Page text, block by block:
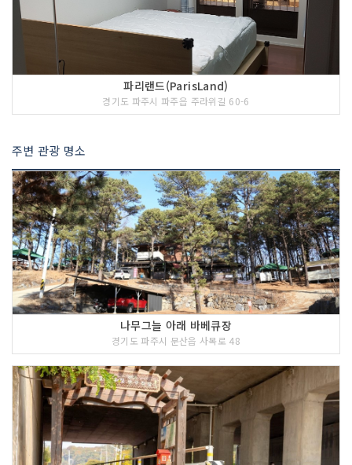
파리랜드(ParisLand)
경기도 파주시 파주읍 주라위길 60-6
주변 관광 명소
나무그늘 아래 바베큐장
경기도 파주시 문산읍 사목로 48